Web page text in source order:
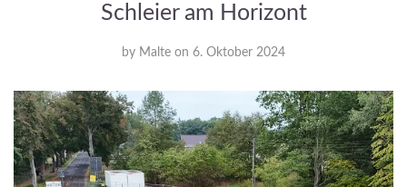
Schleier am Horizont
by Malte on 6. Oktober 2024